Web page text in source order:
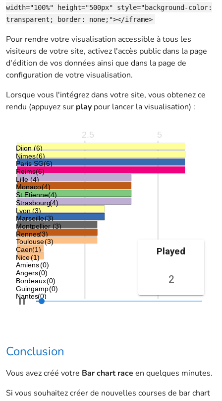
width="100%" height="500px" style="background-color:
transparent; border: none;"></iframe>
Pour rendre votre visualisation accessible à tous les
visiteurs de votre site, activez l'accès public dans la page
d'édition de vos données ainsi que dans la page de
configuration de votre visualisation.
Lorsque vous l'intégrez dans votre site, vous obtenez ce
rendu (appuyez sur play pour lancer la visualisation) :
Conclusion
Vous avez créé votre Bar chart race en quelques minutes.
Si vous souhaitez créer de nouvelles courses de bar chart